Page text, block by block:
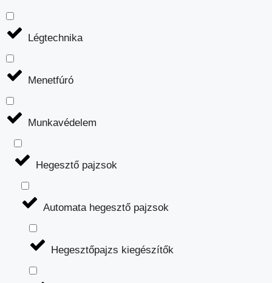
Légtechnika
Menetfúró
Munkavédelem
Hegesztő pajzsok
Automata hegesztő pajzsok
Hegesztőpajzs kiegészítők